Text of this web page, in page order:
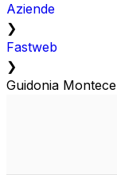
Aziende
❯
Fastweb
❯
Guidonia